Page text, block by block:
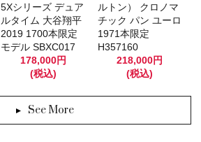
5Xシリーズ デュア
ルタイム 大谷翔平
2019 1700本限定
モデル SBXC017
178,000円
(税込)
ルトン） クロノマ
チック パン ユーロ
1971本限定
H357160
218,000円
(税込)
See More